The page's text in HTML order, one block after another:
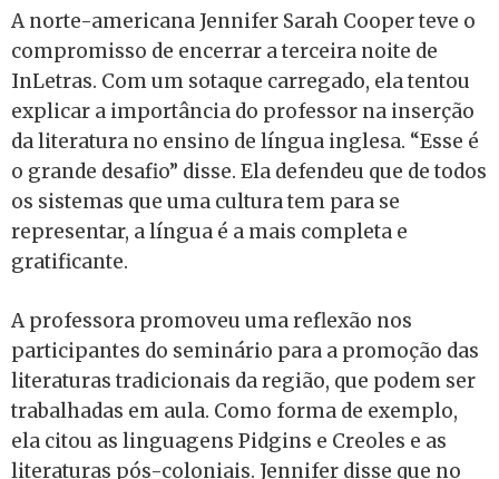
A norte-americana Jennifer Sarah Cooper teve o
compromisso de encerrar a terceira noite de
InLetras. Com um sotaque carregado, ela tentou
explicar a importância do professor na inserção
da literatura no ensino de língua inglesa. “Esse é
o grande desafio” disse. Ela defendeu que de todos
os sistemas que uma cultura tem para se
representar, a língua é a mais completa e
gratificante.
A professora promoveu uma reflexão nos
participantes do seminário para a promoção das
literaturas tradicionais da região, que podem ser
trabalhadas em aula. Como forma de exemplo,
ela citou as linguagens Pidgins e Creoles e as
literaturas pós-coloniais. Jennifer disse que no